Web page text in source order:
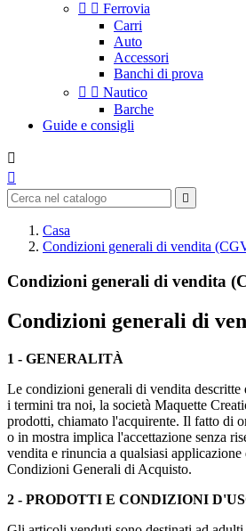
  Ferrovia
Carri
Auto
Accessori
Banchi di prova
  Nautico
Barche
Guide e consigli



Casa
Condizioni generali di vendita
Condizioni generali di vendita
Condizioni generali di
1 - GENERALITÀ
Le condizioni generali di vendita descritte
i termini tra noi, la società Maquette
prodotti, chiamato l'acquirente. Il fatto di
o in mostra implica l'accettazione senza
vendita e rinuncia a qualsiasi applicazione
Condizioni Generali di Acquisto.
2 - PRODOTTI E CONDIZIONI